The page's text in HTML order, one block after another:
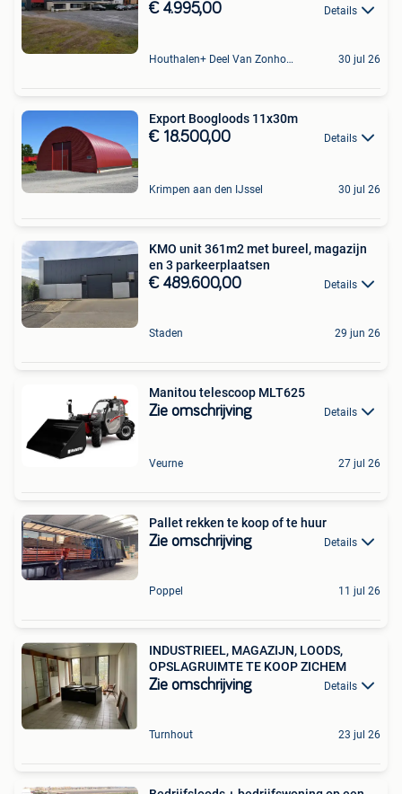
€ 4.995,00 Details
Houthalen+ Deel Van Zonhoven En Zolder 30 jul 26
Export Boogloods 11x30m
€ 18.500,00 Details
Krimpen aan den IJssel 30 jul 26
KMO unit 361m2 met bureel, magazijn
en 3 parkeerplaatsen
€ 489.600,00 Details
Staden 29 jun 26
Manitou telescoop MLT625
Zie omschrijving Details
Veurne 27 jul 26
Pallet rekken te koop of te huur
Zie omschrijving Details
Poppel 11 jul 26
INDUSTRIEEL, MAGAZIJN, LOODS,
OPSLAGRUIMTE TE KOOP ZICHEM
Zie omschrijving Details
Turnhout 23 jul 26